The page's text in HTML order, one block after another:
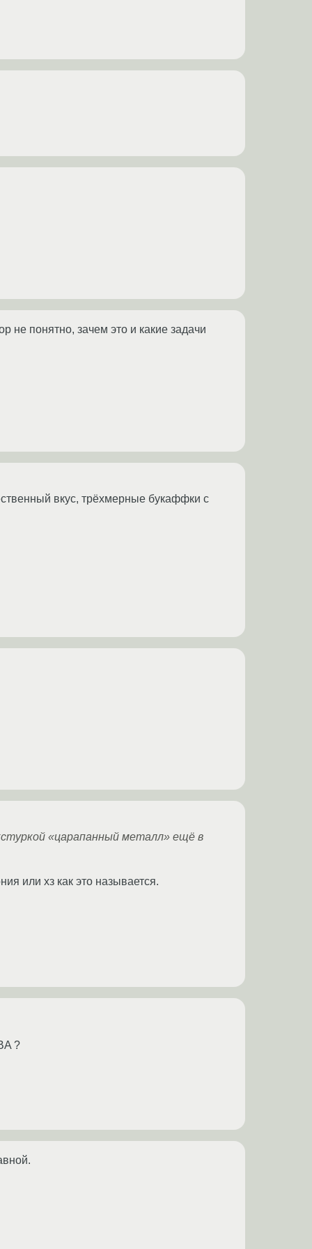
не понятно, зачем это и какие задачи
вкус, трёхмерные букаффки с
«царапанный металл» ещё в
или хз как это называется.
?